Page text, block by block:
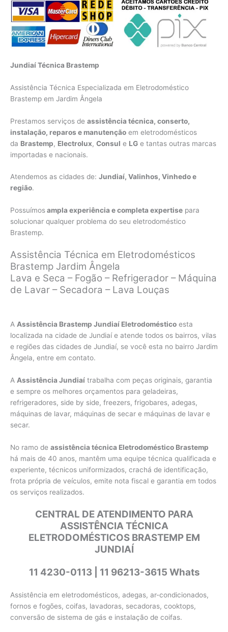
Jundiaí Técnica Brastemp
Assistência Técnica Especializada em Eletrodoméstico
Brastemp em Jardim Ângela
Prestamos serviços de assistência técnica, conserto,
instalação, reparos e manutenção em eletrodomésticos
da Brastemp, Electrolux, Consul e LG e tantas outras marcas
importadas e nacionais.
Atendemos as cidades de: Jundiaí, Valinhos, Vinhedo e
região.
Possuímosampla experiência e completa expertise para
solucionar qualquer problema do seu eletrodoméstico
Brastemp.
Assistência Técnica em Eletrodomésticos
Brastemp Jardim Ângela
Lava e Seca – Fogão – Refrigerador – Máquina
de Lavar – Secadora – Lava Louças
A Assistência Brastemp Jundiaí Eletrodoméstico esta
localizada na cidade de Jundiaí e atende todos os bairros, vilas
e regiões das cidades de Jundiaí, se você esta no bairro Jardim
Ângela, entre em contato.
A Assistência Jundiaí trabalha com peças originais, garantia
e sempre os melhores orçamentos para geladeiras,
refrigeradores, side by side, freezers, frigobares, adegas,
máquinas de lavar, máquinas de secar e máquinas de lavar e
secar.
No ramo de assistência técnica Eletrodoméstico Brastemp
há mais de 40 anos, mantêm uma equipe técnica qualificada e
experiente, técnicos uniformizados, crachá de identificação,
frota própria de veículos, emite nota fiscal e garantia em todos
os serviços realizados.
CENTRAL DE ATENDIMENTO PARA
ASSISTÊNCIA TÉCNICA
ELETRODOMÉSTICOS BRASTEMP EM
JUNDIAÍ
11 4230-0113 | 11 96213-3615 Whats
Assistência em eletrodomésticos, adegas, ar-condicionados,
fornos e fogões, coifas, lavadoras, secadoras, cooktops,
conversão de sistema de gás e instalação de coifas.